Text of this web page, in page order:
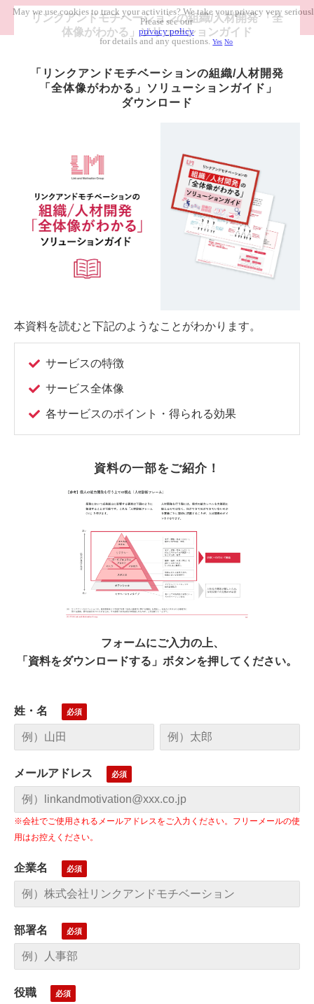
リンクアンドモチベーションの組織/人材開発 「全
体像がわかる」ソリューションガイド
「リンクアンドモチベーションの組織/人材開発
「全体像がわかる」ソリューションガイド」
ダウンロード
本資料を読むと下記のようなことがわかります。
サービスの特徴
サービス全体像
各サービスのポイント・得られる効果
資料の一部をご紹介！
フォームにご入力の上、
「資料をダウンロードする」ボタンを押してください。
姓・名
メールアドレス
※会社でご使用されるメールアドレスをご入力ください。フリーメールの使
用はお控えください。
企業名
部署名
役職
May we use cookies to track your activities? We take your privacy very
Please see our
privacy policy
for details and any questions.Yes No